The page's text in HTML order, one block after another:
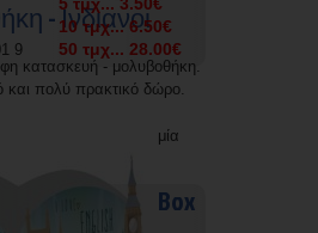
- Ινδιανοι
κατασκευή - μολυβοθήκη.
και πολύ πρακτικό δώρο.
με την επωνυμία
10 τμχ... 6.50€
50 τμχ... 28.00€
9
Box